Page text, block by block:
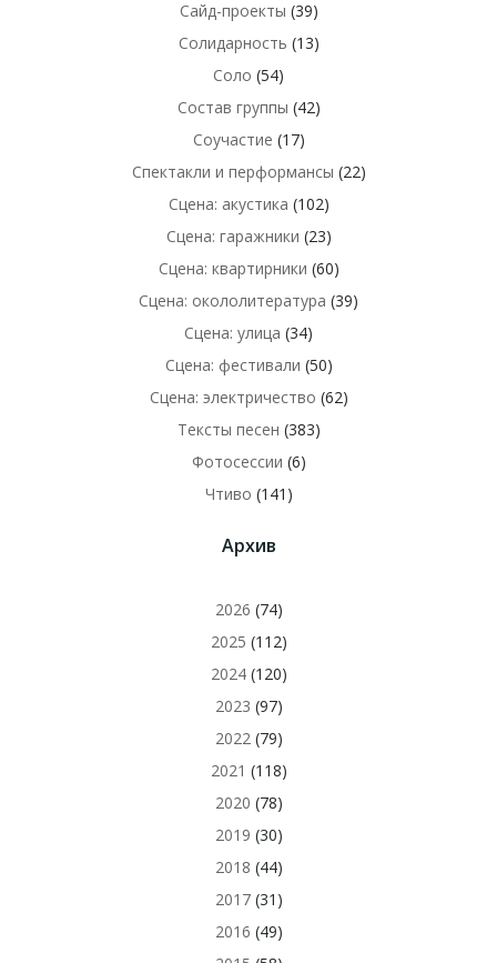
Сайд-проекты (39)
Солидарность (13)
Соло (54)
Состав группы (42)
Соучастие (17)
Спектакли и перформансы (22)
Сцена: акустика (102)
Сцена: гаражники (23)
Сцена: квартирники (60)
Сцена: окололитература (39)
Сцена: улица (34)
Сцена: фестивали (50)
Сцена: электричество (62)
Тексты песен (383)
Фотосессии (6)
Чтиво (141)
Архив
2026 (74)
2025 (112)
2024(120)
2023 (97)
2022(79)
2021 (118)
2020 (78)
2019 (30)
2018 (44)
2017(31)
2016 (49)